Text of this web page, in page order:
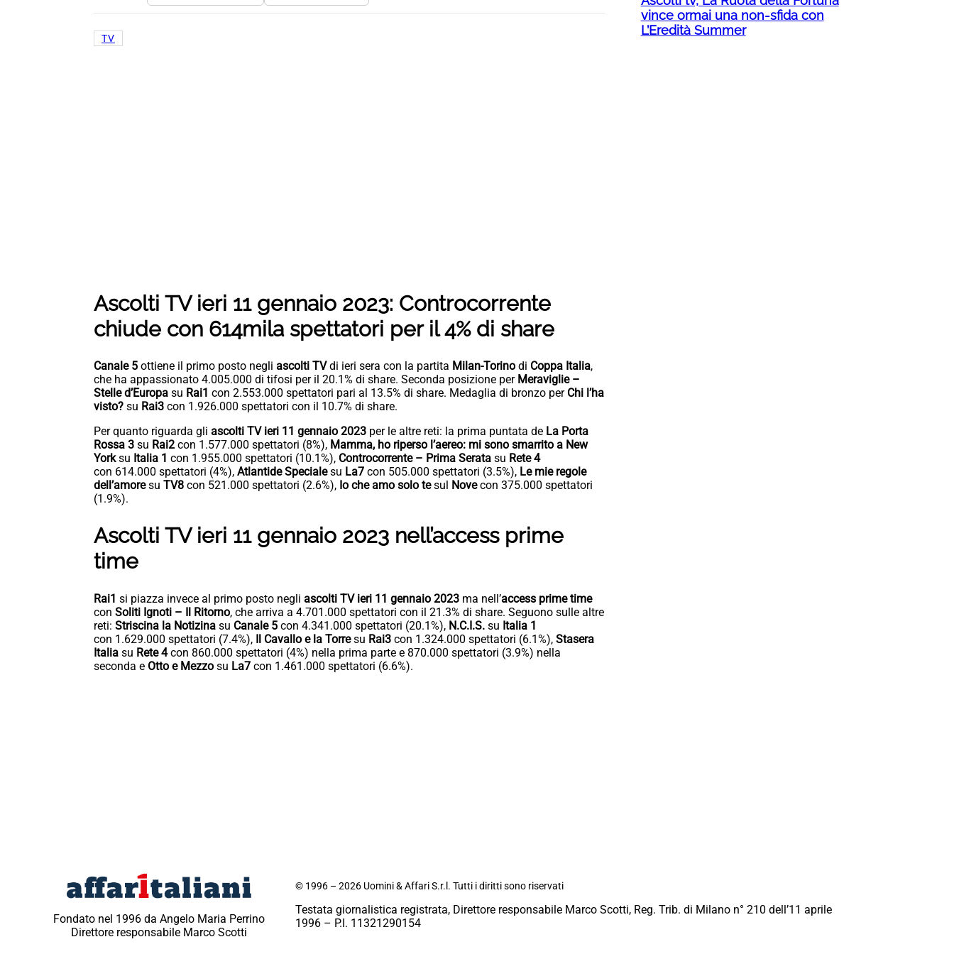
TV
Ascolti TV ieri 11 gennaio 2023: Controcorrente
chiude con 614mila spettatori per il 4% di share
Canale 5 ottiene il primo posto negli ascolti TVdi ieri sera con la partita Milan-Torino di Coppa Italia,
che ha appassionato 4.005.000 di tifosi per il 20.1% di share. Seconda posizione per Meraviglie –
Stelle d’Europa su Rai1 con 2.553.000 spettatori pari al 13.5% di share. Medaglia di bronzo per Chi l’ha
visto? su Rai3 con 1.926.000 spettatori con il 10.7% di share.
Per quanto riguarda gli ascolti TV ieri 11 gennaio 2023 per le altre reti: la prima puntata de La Porta
Rossa 3 su Rai2 con 1.577.000 spettatori (8%), Mamma, ho riperso l’aereo: mi sono smarrito a New
Yorksu Italia 1 con 1.955.000 spettatori (10.1%), Controcorrente – Prima Serata su Rete 4
con 614.000 spettatori (4%), Atlantide Specialesu La7 con 505.000 spettatori (3.5%), Le mie regole
dell’amoresu TV8 con 521.000 spettatori (2.6%), Io che amo solo tesul Novecon 375.000 spettatori
(1.9%).
Ascolti TV ieri 11 gennaio 2023 nell’access prime
time
Rai1 si piazza invece al primo posto negli ascolti TV ieri 11 gennaio 2023 ma nell’access prime time
con Soliti Ignoti – Il Ritorno, che arriva a 4.701.000 spettatori con il 21.3% di share. Seguono sulle altre
reti: Striscina la Notizina su Canale 5 con 4.341.000 spettatori (20.1%), N.C.I.S. su Italia 1
con 1.629.000 spettatori (7.4%),
Il Cavallo e la Torresu Rai3 con 1.324.000 spettatori (6.1%), Stasera
Italia su Rete 4con 860.000 spettatori (4%) nella prima parte e 870.000 spettatori (3.9%) nella
seconda e Otto e Mezzo su La7 con 1.461.000 spettatori (6.6%).
vince ormai una non-sfida con
L’Eredità Summer
Fondato nel 1996 da Angelo Maria Perrino
Direttore responsabile Marco Scotti
© 1996 – 2026 Uomini & Affari S.r.l. Tutti i diritti sono riservati
Testata giornalistica registrata, Direttore responsabile Marco Scotti, Reg. Trib. di Milano n° 210 dell’11 aprile
1996 – P.I. 11321290154